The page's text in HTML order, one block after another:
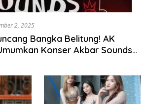
2, 2025
Bangka Belitung! AK
Konser Akbar Sounds